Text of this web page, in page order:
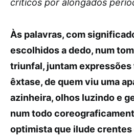
críticos por alongados
Às palavras, com
escolhidos a dedo, num
triunfal, juntam expressões
êxtase, de quem viu uma
azinheira, olhos luzindo e
num todo
optimista que ilude crentes